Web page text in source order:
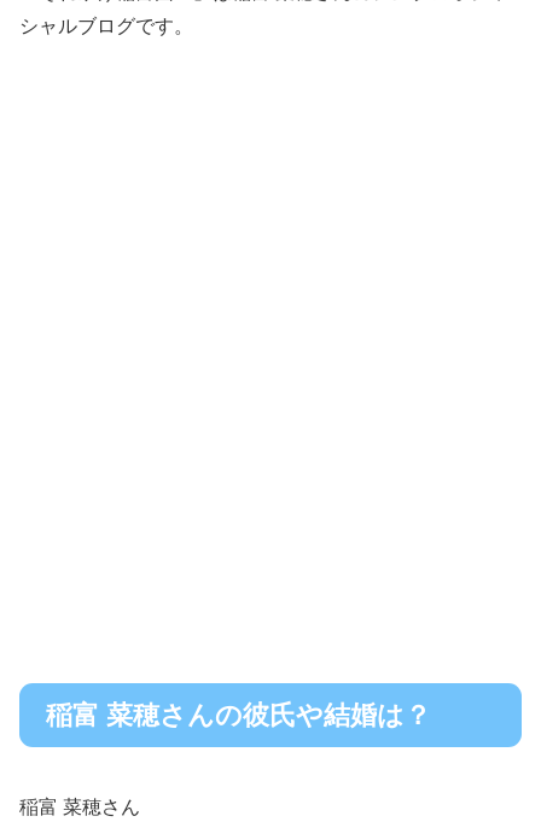
シャルブログです。
稲富 菜穂さんの彼氏や結婚は？
稲富 菜穂さん